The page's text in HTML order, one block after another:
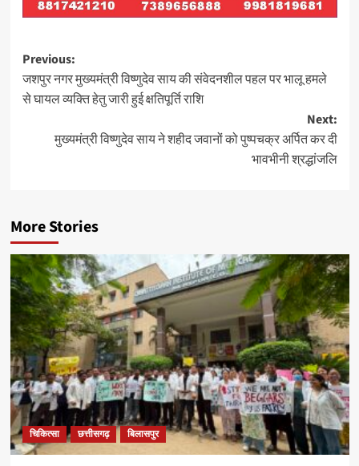
Post
navigation
Previous:
जशपुर नगर मुख्यमंत्री विष्णुदेव साय की संवेदनशील पहल पर भालू हमले
से घायल व्यक्ति हेतु जारी हुई क्षतिपूर्ति राशि
Next:
मुख्यमंत्री विष्णुदेव साय ने शहीद जवानों को पुष्पचक्र अर्पित कर दी
भावभीनी श्रद्धांजलि
More Stories
चिकित्सा छत्तीसगढ़ बिलासपुर